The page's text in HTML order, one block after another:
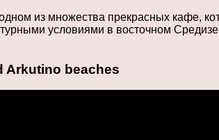
из множества прекрасных кафе,
условиями в восточном
Arkutino beaches